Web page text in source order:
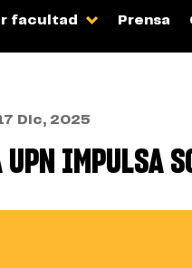
facultad Prensa
Dic, 2025
UPN IMPULSA